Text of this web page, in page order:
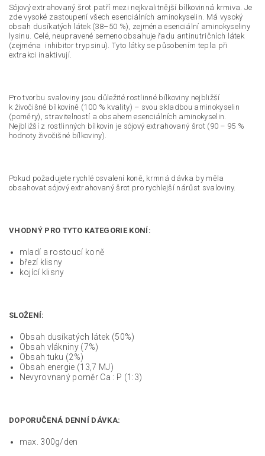
Sójový extrahovaný šrot patří mezi nejkvalitnější bílkovinná krmiva. Je
zde vysoké zastoupení všech esenciálních aminokyselin. Má vysoký
obsah dusíkatých látek (38–50 %), zejména esenciální aminokyseliny
lysinu. Celé, neupravené semeno obsahuje řadu antinutričních látek
(zejména inhibitor trypsinu). Tyto látky se působením tepla při
extrakci inaktivují.
Pro tvorbu svaloviny jsou důležité rostlinné bílkoviny nejbližší
k živočišné bílkovině (100 % kvality) – svou skladbou aminokyselin
(poměry), stravitelností a obsahem esenciálních aminokyselin.
Nejbližší z rostlinných bílkovin je sójový extrahovaný šrot (90 – 95 %
hodnoty živočišné bílkoviny).
Pokud požadujete rychlé osvalení koně, krmná dávka by měla
obsahovat sójový extrahovaný šrot pro rychlejší nárůst svaloviny.
VHODNÝ PRO TYTO KATEGORIE KONÍ:
mladí a rostoucí koně
březí klisny
kojící klisny
SLOŽENÍ:
Obsah dusíkatých látek (50%)
Obsah vlákniny (7%)
Obsah tuku (2%)
Obsah energie (13,7 MJ)
Nevyrovnaný poměr Ca : P (1:3)
DOPORUČENÁ DENNÍ DÁVKA:
max. 300g/den